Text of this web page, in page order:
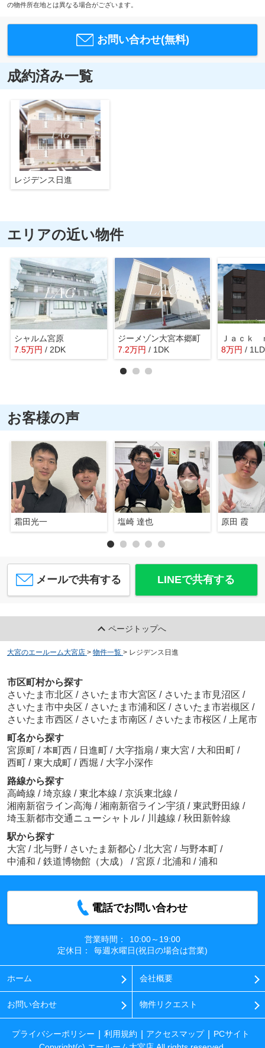
の物件所在地とは異なる場合がございます。
お問い合わせ(無料)
成約済み一覧
レジデンス日進
エリアの近い物件
シャルム宮原
7.5万円 / 2DK
ジーメゾン大宮本郷町
7.2万円 / 1DK 8万円 /
お客様の声
霜田光一 塩崎 達也 原田 霞
メールで共有する LINEで共有する
ページトップへ
大宮のエールーム大宮店 > 物件一覧 > レジデンス日進
市区町村から探す
さいたま市北区 / さいたま市大宮区 / さいたま市見沼区 /
さいたま市中央区 / さいたま市浦和区 / さいたま市岩槻区 /
さいたま市西区 / さいたま市南区 / さいたま市桜区 /
上尾市
町名から探す
宮原町 / 本町西 / 日進町 / 大字指扇 / 東大宮 / 大和田町 /
西町 / 東大成町 / 西堀 / 大字小深作
路線から探す
高崎線 / 埼京線 / 東北本線 / 京浜東北線 /
湘南新宿ライン高海 / 湘南新宿ライン宇須 / 東武野田線 /
埼玉新都市交通ニューシャトル / 川越線 / 秋田新幹線
駅から探す
大宮 / 北与野 / さいたま新都心 / 北大宮 / 与野本町 /
中浦和 / 鉄道博物館（大成） / 宮原 / 北浦和 / 浦和
電話でお問い合わせ
営業時間：
10:00～19:00
定休日：
毎週水曜日(祝日の場合は営業)
ホーム 会社概要
お問い合わせ 物件リクエスト
プライバシーポリシー 利用規約 アクセスマップ
PCサイト